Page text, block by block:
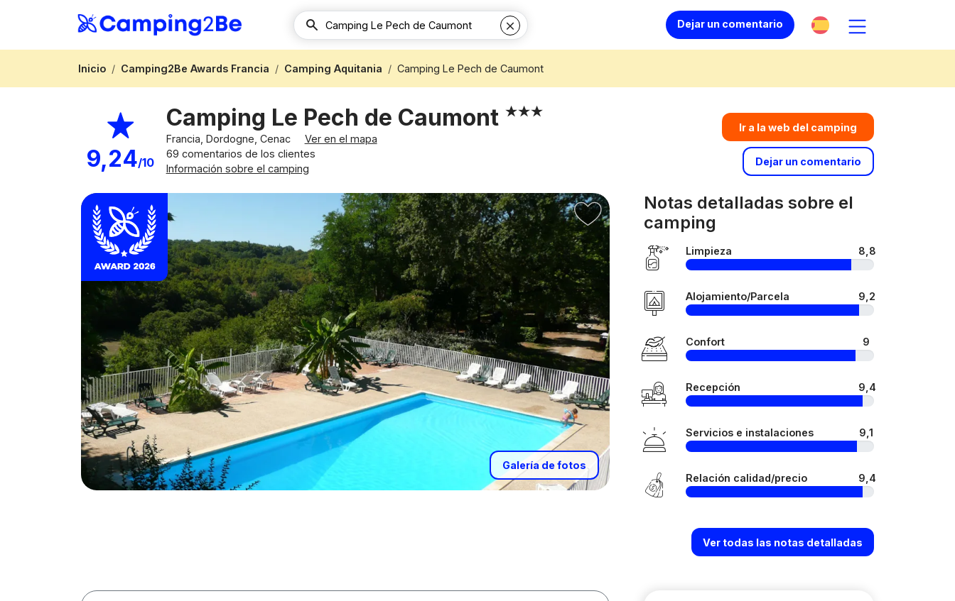
Dejar un comentario
Inicio Camping2Be Awards Francia Camping Aquitania Camping Le Pech de Caumont
9,24/10
Camping Le Pech de Caumont
Francia, Dordogne, Cenac
Ver en el mapa
69 comentarios de los clientes
Información sobre el camping
Ir a la web del camping
Dejar un comentario
Galería de fotos
Notas detalladas sobre el
camping
Limpieza 8,8
Alojamiento/Parcela 9,2
Confort 9
Recepción 9,4
Servicios e instalaciones 9,1
Relación calidad/precio 9,4
Ver todas las notas detalladas